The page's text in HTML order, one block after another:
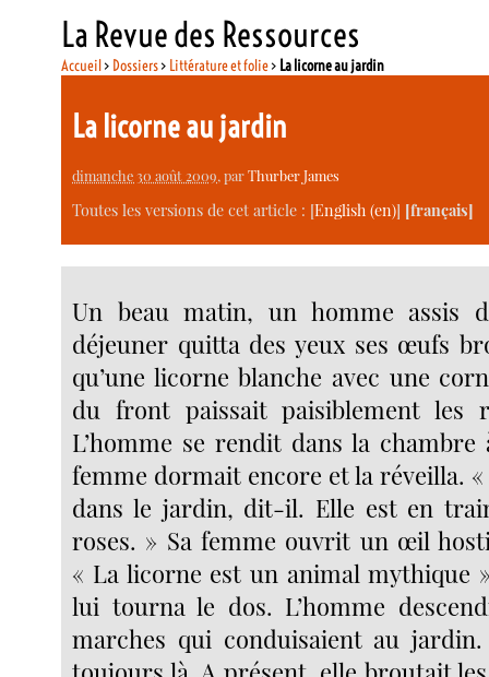
La Revue des Ressources
Accueil> Dossiers> Littérature et folie> La licorne au jardin
La licorne au jardin
dimanche 30 août 2009, parThurber James
Toutes les versions de cet article : [English ] [français]
Un beau matin, un homme assis
déjeuner quitta des yeux ses œufs
qu’une licorne blanche avec une
du front paissait paisiblement les
L’homme se rendit dans la
femme dormait encore et la réveilla.
dans le jardin, dit-il. Elle est en
roses. » Sa femme ouvrit un œil
« La licorne est un animal mythique
lui tourna le dos. L’homme
marches qui conduisaient au